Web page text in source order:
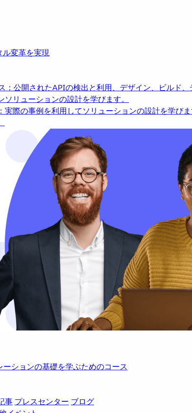
変革を実現
：公開されたAPIの検出と利用、デザイン、ビルド、
リューションの設計を学びます。
実際の事例を利用してソリューションの設計を学びま
ションの基礎を学ぶためのコース
事 プレスセンター ブログ